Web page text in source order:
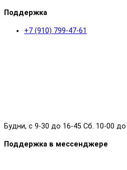
Поддержка
+7 (910) 799-47-61
Будни, с 9-30 до 16-45 Сб. 10-00
Поддержка в мессенджере